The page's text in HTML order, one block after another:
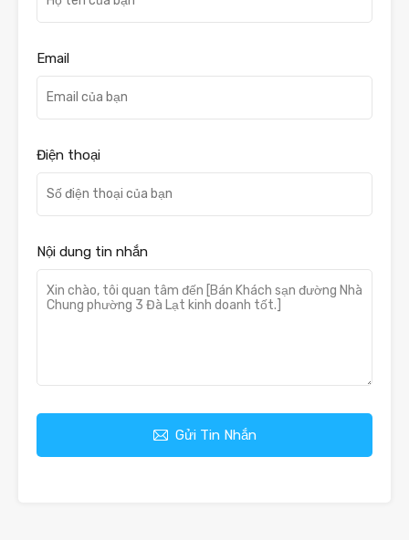
Email
Điện thoại
Nội dung tin nhắn
Gửi Tin Nhắn